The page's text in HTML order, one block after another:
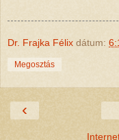
Dr. Frajka Félix dátum:
Megosztás
‹